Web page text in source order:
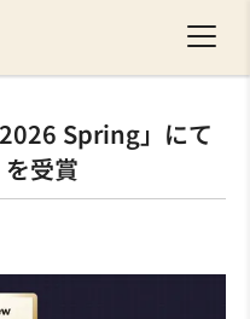
Spring」にて
受賞